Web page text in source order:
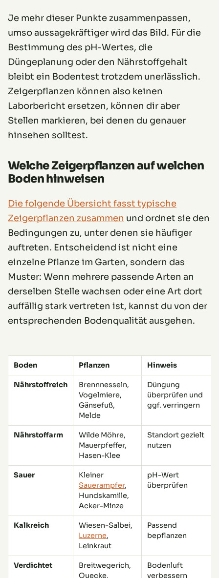
Je mehr dieser Punkte zusammenpassen,
umso aussagekräftiger wird das Bild. Für die
Bestimmung des pH-Wertes, die
Düngeplanung oder den Nährstoffgehalt
bleibt ein Bodentest trotzdem unerlässlich.
Zeigerpflanzen können also keinen
Laborbericht ersetzen, können dir aber
Stellen markieren, bei denen du genauer
hinsehen solltest.
Welche Zeigerpflanzen auf welchen
Boden hinweisen
Die folgende Übersicht fasst typische
Zeigerpflanzen zusammen und ordnet sie den
Bedingungen zu, unter denen sie häufiger
auftreten. Entscheidend ist nicht eine
einzelne Pflanze im Garten, sondern das
Muster: Wenn mehrere passende Arten an
derselben Stelle wachsen oder eine Art dort
auffällig stark vertreten ist, kannst du von der
entsprechenden Bodenqualität ausgehen.
Boden Pflanzen Hinweis
Nährstoffreich
Brennnesseln,
Vogelmiere,
Gänsefuß,
Melde
Düngung
überprüfen und
ggf. verringern
Nährstoffarm
Wilde Möhre,
Mauerpfeffer,
Hasen-Klee
Standort gezielt
nutzen
Sauer
Kleiner
Sauerampfer,
Hundskamille,
Acker-Minze
pH-Wert
überprüfen
Kalkreich
Wiesen-Salbei,
Luzerne,
Leinkraut
Passend
bepflanzen
Verdichtet
Breitwegerich,
Quecke,
Bodenluft
verbessern